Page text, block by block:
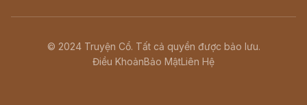
© 2024 Truyện Cổ. Tất cả quyền được bảo lưu.
Điều KhoảnBảo MậtLiên Hệ